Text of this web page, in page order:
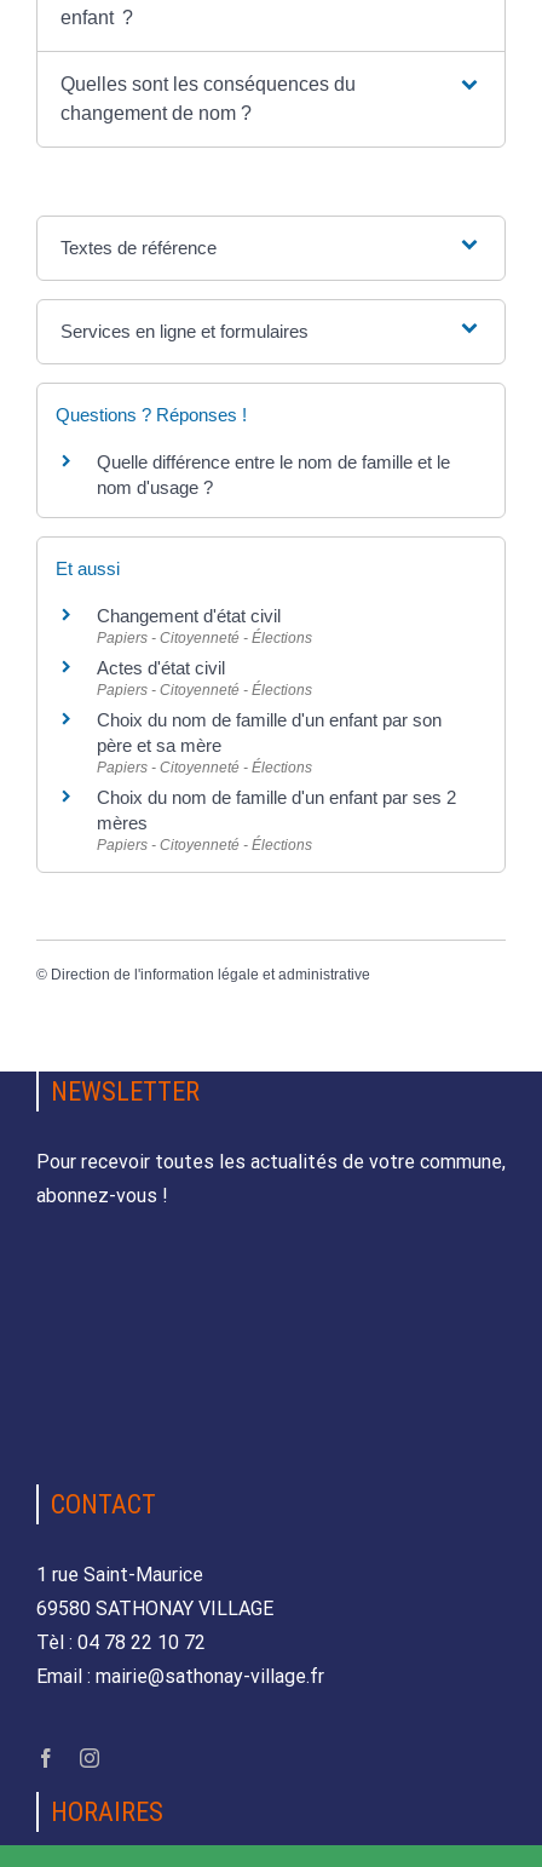
enfant ?
Quelles sont les conséquences du
changement de nom ?
Textes de référence
Services en ligne et formulaires
Questions ? Réponses !
Quelle différence entre le nom de famille et le
nom d'usage ?
Et aussi
Changement d'état civil
Papiers - Citoyenneté - Élections
Actes d'état civil
Papiers - Citoyenneté - Élections
Choix du nom de famille d'un enfant par son
père et sa mère
Papiers - Citoyenneté - Élections
Choix du nom de famille d'un enfant par ses 2
mères
Papiers - Citoyenneté - Élections
© Direction de l'information légale et administrative
NEWSLETTER
Pour recevoir toutes les actualités de votre commune,
abonnez-vous !
CONTACT
1 rue Saint-Maurice
69580 SATHONAY VILLAGE
Tèl : 04 78 22 10 72
Email : mairie@sathonay-village.fr
HORAIRES